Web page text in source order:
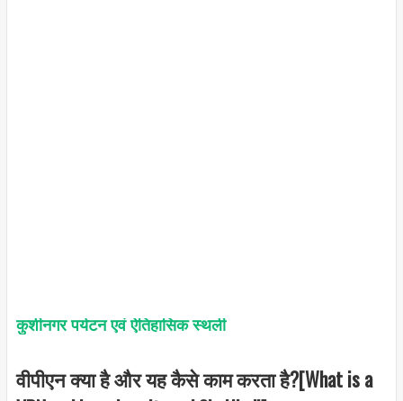
कुशीनगर पर्यटन एवं ऐतिहासिक स्थली
वीपीएन क्या है और यह कैसे काम करता है?[What is a